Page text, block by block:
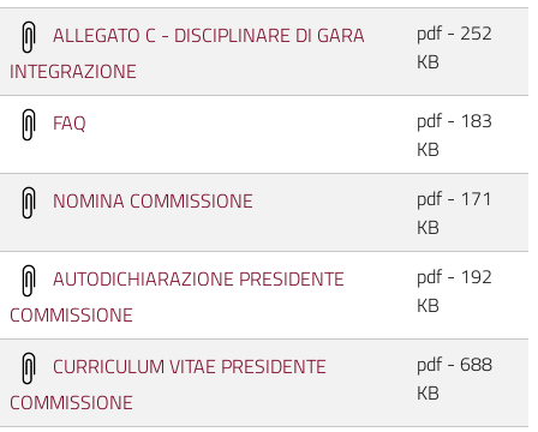
ALLEGATO C - DISCIPLINARE DI GARA
INTEGRAZIONE
pdf - 252
KB
FAQ
pdf - 183
KB
NOMINA COMMISSIONE
pdf - 171
KB
AUTODICHIARAZIONE PRESIDENTE
COMMISSIONE
pdf - 192
KB
CURRICULUM VITAE PRESIDENTE
COMMISSIONE
pdf - 688
KB